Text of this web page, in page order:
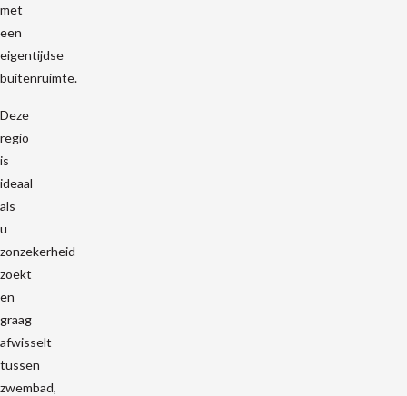
met
een
eigentijdse
buitenruimte.
Deze
regio
is
ideaal
als
u
zonzekerheid
zoekt
en
graag
afwisselt
tussen
zwembad,